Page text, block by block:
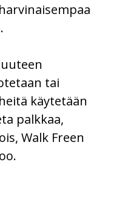
tai
käytetään
palkkaa,
Walk Freen